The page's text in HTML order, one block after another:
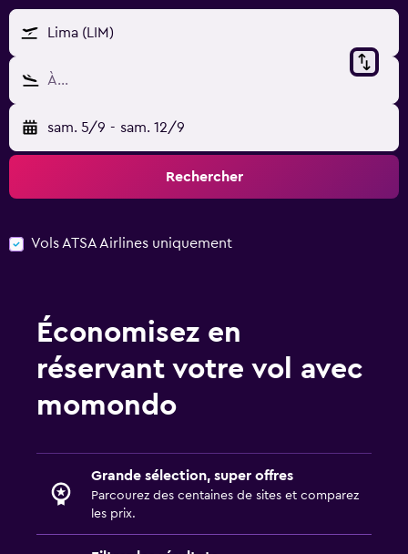
Lima (LIM)
À…
sam. 5/9 - sam. 12/9
Rechercher
Vols ATSA Airlines uniquement
Économisez en
réservant votre vol avec
momondo
Grande sélection, super offres
Parcourez des centaines de sites et comparez
les prix.